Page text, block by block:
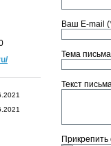
Ваш E-mail
Тема
Текст